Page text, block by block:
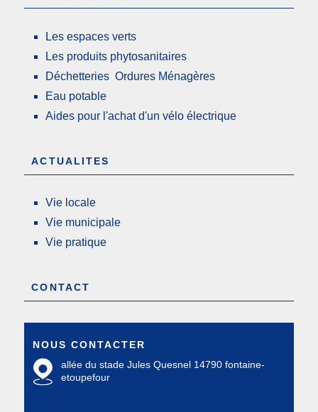
Les espaces verts
Les produits phytosanitaires
Déchetteries Ordures Ménagères
Eau potable
Aides pour l'achat d'un vélo électrique
ACTUALITES
Vie locale
Vie municipale
Vie pratique
CONTACT
NOUS CONTACTER
allée du stade Jules Quesnel 14790 fontaine-
etoupefour